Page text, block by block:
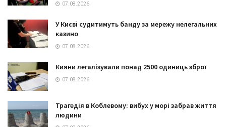
07.08.2026
У Києві судитимуть банду за мережу нелегальних
казино
07.08.2026
Кияни легалізували понад 2500 одиниць зброї
07.08.2026
Трагедія в Коблевому: вибух у морі забрав життя
людини